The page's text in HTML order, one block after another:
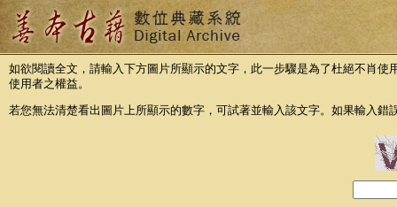
如欲閱讀全文，請輸入下方圖片所顯示的文字，此一步驟是為了杜絕不肖
使用者之權益。
若您無法清楚看出圖片上所顯示的數字，可試著並輸入該文字。如果輸入錯